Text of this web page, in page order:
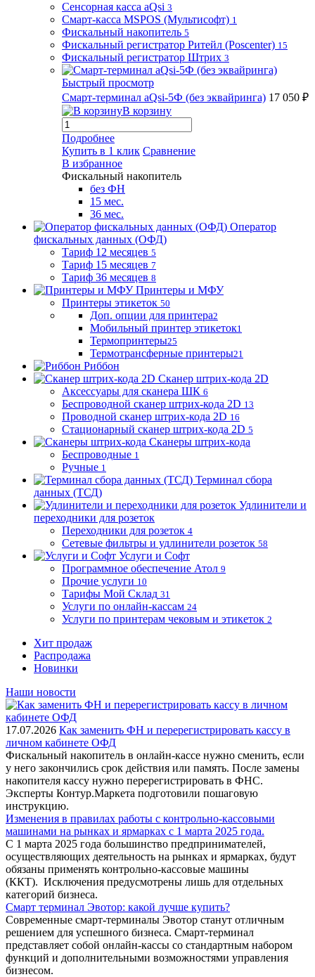
Сенсорная касса aQsi 3
Смарт-касса MSPOS (Мультисофт) 1
Фискальный накопитель 5
Фискальный регистратор Ритейл (Poscenter) 15
Фискальный регистратор Штрих 3
Быстрый просмотр
Смарт-терминал aQsi-5Ф (без эквайринга) 17 050 ₽
В корзину
Подробнее
Купить в 1 клик Сравнение
В избранное
Фискальный накопитель
без ФН
15 мес.
36 мес.
Оператор
фискальных данных (ОФД)
Тариф 12 месяцев 5
Тариф 15 месяцев 7
Тариф 36 месяцев 8
Принтеры и МФУ
Принтеры этикеток 50
Доп. опции для принтера2
Мобильный принтер этикеток1
Термопринтеры25
Термотрансферные принтеры21
Риббон
Сканер штрих-кода 2D
Аксессуары для сканера ШК 6
Беспроводной сканер штрих-кода 2D 13
Проводной сканер штрих-кода 2D 16
Стационарный сканер штрих-кода 2D 5
Сканеры штрих-кода
Беспроводные 1
Ручные 1
Терминал сбора
данных (ТСД)
Удлинители и
переходники для розеток
Переходники для розеток 4
Сетевые фильтры и удлинители розеток 58
Услуги и Софт
Программное обеспечение Атол 9
Прочие услуги 10
Тарифы Мой Склад 31
Услуги по онлайн-кассам 24
Услуги по принтерам чековым и этикеток 2
Хит продаж
Распродажа
Новинки
Наши новости
17.07.2026 Как заменить ФН и перерегистрировать кассу в
личном кабинете ОФД
Фискальный накопитель в онлайн-кассе нужно сменить, если
у него закончились срок действия или память. После замены
накопителя кассу нужно перерегистрировать в ФНС.
Эксперты Контур.Маркета подготовили пошаговую
инструкцию.
Изменения в правилах работы с контрольно-кассовыми
машинами на рынках и ярмарках с 1 марта 2025 года.
С 1 марта 2025 года большинство предпринимателей,
осуществляющих деятельность на рынках и ярмарках, будут
обязаны применять контрольно-кассовые машины
(ККТ). Исключения предусмотрены лишь для отдельных
категорий бизнеса.
Смарт терминал Эвотор: какой лучше купить?
Современные смарт-терминалы Эвотор станут отличным
решением для успешного бизнеса. Смарт-терминал
представляет собой онлайн-кассы со стандартным набором
функций и дополнительными возможностями управления
бизнесом.